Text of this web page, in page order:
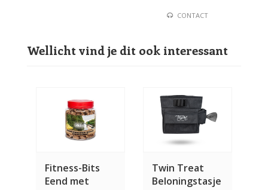
CONTACT
Wellicht vind je dit ook interessant
Fitness-Bits
Eend met
Twin Treat
Beloningstasje